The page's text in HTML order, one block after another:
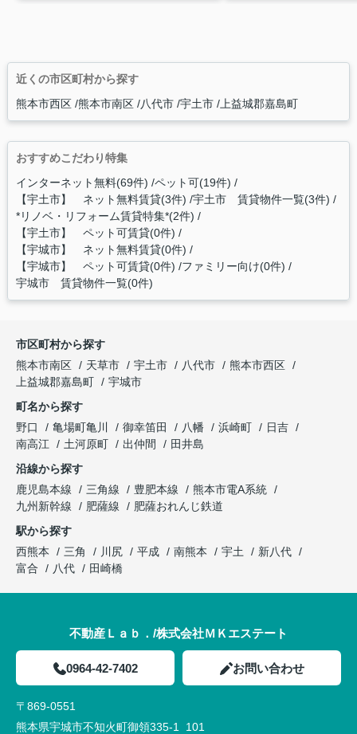
近くの市区町村から探す
熊本市西区 熊本市南区 八代市 宇土市 上益城郡嘉島町
おすすめこだわり特集
インターネット無料(69件) ペット可(19件)
【宇土市】 ネット無料賃貸(3件) 宇土市 賃貸物件一覧(3件)
*リノベ・リフォーム賃貸特集*(2件)
【宇土市】 ペット可賃貸(0件)
【宇城市】 ネット無料賃貸(0件)
【宇城市】 ペット可賃貸(0件) ファミリー向け(0件)
宇城市 賃貸物件一覧(0件)
市区町村から探す
熊本市南区
天草市 宇土市 八代市
熊本市西区
上益城郡嘉島町
宇城市
町名から探す
野口
亀場町亀川 御幸笛田 八幡 浜崎町
日吉
南高江
土河原町 出仲間
田井島
沿線から探す
鹿児島本線
三角線 豊肥本線
熊本市電A系統
九州新幹線
肥薩線
肥薩おれんじ鉄道
駅から探す
西熊本
三角 川尻 平成 南熊本 宇土
新八代
富合
八代 田崎橋
不動産Ｌａｂ．/株式会社ＭＫエステート
0964-42-7402 お問い合わせ
〒869-0551
熊本県宇城市不知火町御領335-1 101